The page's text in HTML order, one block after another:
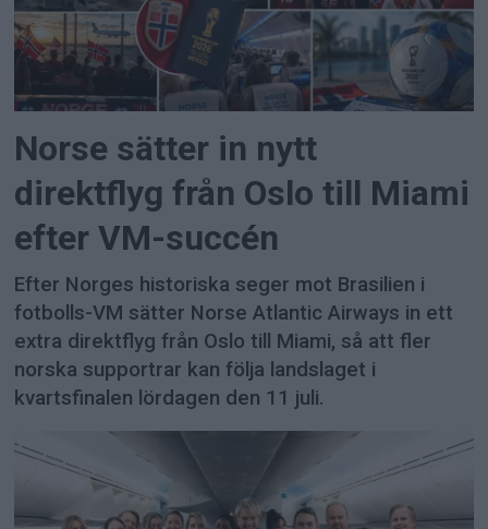
Norse sätter in nytt
direktflyg från Oslo till Miami
efter VM-succén
Efter Norges historiska seger mot Brasilien i
fotbolls-VM sätter Norse Atlantic Airways in ett
extra direktflyg från Oslo till Miami, så att fler
norska supportrar kan följa landslaget i
kvartsfinalen lördagen den 11 juli.